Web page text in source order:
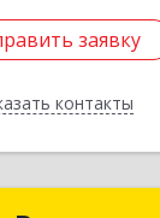
заявку
контакты
заявку
Назад